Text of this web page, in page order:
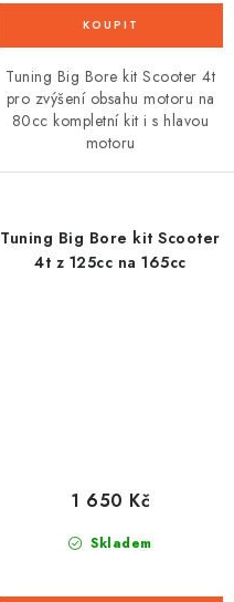
Tuning Big Bore kit Scooter 4t
pro zvýšení obsahu motoru na
80cc kompletní kit i s hlavou
motoru
Tuning Big Bore kit Scooter
4t z 125cc na 165cc
Skladem
1 650 Kč